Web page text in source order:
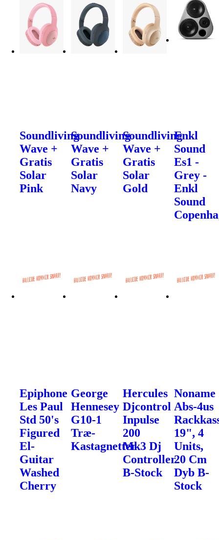
Soundliving
Wave +
Gratis
Solar
Pink
Soundliving
Wave +
Gratis
Solar
Navy
Soundliving
Wave +
Gratis
Solar
Gold
Enkl
Sound
Es1 -
Grey -
Enkl
Sound
Epiphone
Les Paul
Std 50's
Figured
El-
Guitar
Washed
Cherry
George
Hennesey
G10-1
Træ-
Kastagnetter
Hercules
Djcontrol
Inpulse
200
Mk3 Dj
Controller
B-Stock
Noname
Abs-4us
19", 4
Units,
20 Cm
Dyb B-
Stock